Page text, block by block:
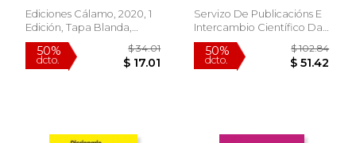
Ediciones Cálamo, 2020, 1
Edición, Tapa Blanda,
Nuevo
Lorenzo Gradín, Pilar
Servizo De Publicacións E
Intercambio Científico Da
USC, Nuevo